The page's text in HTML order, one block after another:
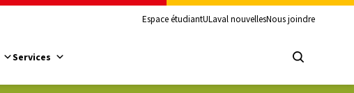
Espace étudiantULaval nouvellesNous joindre
Services